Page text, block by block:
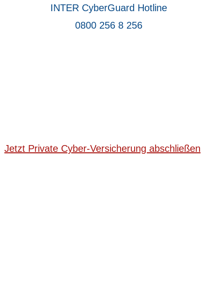
INTER CyberGuard Hotline
0800 256 8 256
Jetzt Private Cyber-Versicherung abschließen